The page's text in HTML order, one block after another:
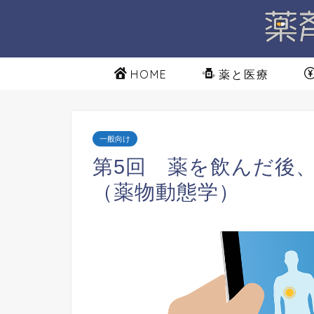
HOME 薬と医療
一般向け
第5回 薬を飲んだ後
（薬物動態学）